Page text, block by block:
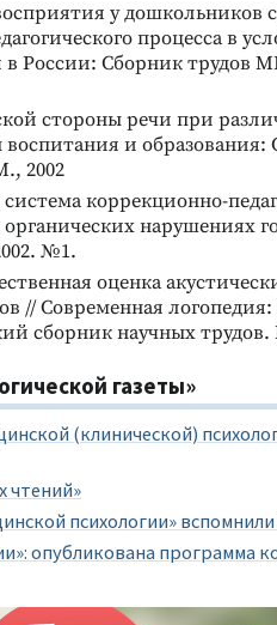
у дошкольников
процесса в
в России: Сборник
стороны речи при
и образования:
2002
коррекционно-
нарушениях
№1.
оценка
// Современная
сборник научных
газеты»
(клинической)
чтений»
психологии»
опубликована программа